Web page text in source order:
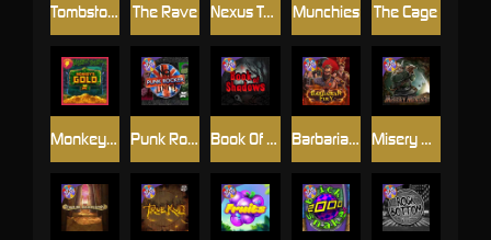
Munchies
Nexus Tombstone RIP
Tombstone No Mercy
Book Of Shadows
The Cage
Monkey's Gold xPays Barbarian Fury
Punk Rocker Misery Mining
The Rave